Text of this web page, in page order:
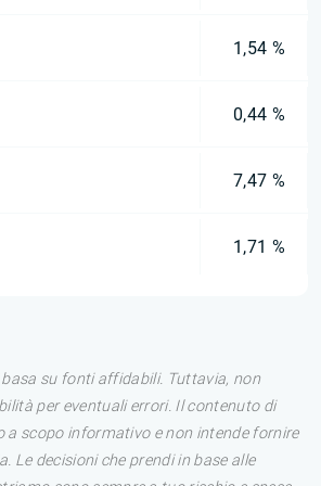
1,54 %
0,44 %
7,47 %
1,71 %
su fonti affidabili. Tuttavia, non
per eventuali errori. Il contenuto di
a scopo informativo e non intende fornire
Le decisioni che prendi in base alle